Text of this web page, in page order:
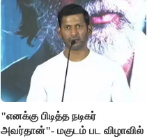
"எனக்கு பிடித்த நடிகர்
அவர்தான்"- மகுடம் பட விழாவில்